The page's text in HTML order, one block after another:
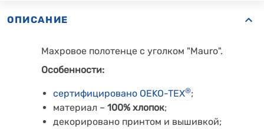
ОПИСАНИЕ
Махровое полотенце с уголком "Mauro".
Особенности:
сертифицировано OEKO-TEX®;
материал – 100% хлопок;
декорировано принтом и вышивкой;